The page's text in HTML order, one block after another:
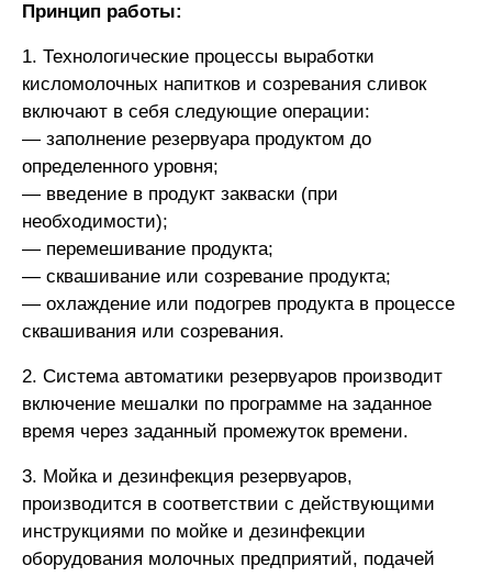
Принцип работы:
1. Технологические процессы выработки
кисломолоч­ных напитков и созревания сливок
включают в себя следующие операции:
— заполнение резервуара продуктом до
определенного уровня;
— введение в продукт закваски (при
необходимости);
— перемешивание продукта;
— сквашивание или созревание продукта;
— охлаждение или подогрев продукта в процессе
сква­шивания или созревания.
2. Система автоматики резервуаров производит
включение мешалки по программе на заданное
время через заданный промежуток времени.
3. Мойка и дезинфекция резервуаров,
производится в соответствии с действующими
инструкциями по мойке и де­зинфекции
оборудования молочных предприятий, подачей